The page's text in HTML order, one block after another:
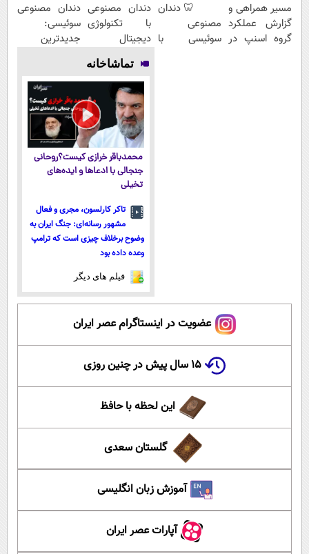
مسیر همراهی و
گزارش عملکرد
گروه اسنپ در
🦷 دندان
مصنوعی
سوئیسی با
دندان مصنوعی
با تکنولوژی
دیجیتال
سوئیسی🇨🇭
دندان مصنوعی
سوئیسی:
جدیدترین
پرداخت قسطی
تماشاخانه
محمدباقر خرازی کیست؟روحانی
جنجالی با ادعاها و ایده‌های
تخیلی
تاکر کارلسون، مجری و فعال
مشهور رسانه‌ای: جنگ ایران به
وضوح برخلاف چیزی است که ترامپ
وعده داده بود
فیلم های دیگر
عضویت در اینستاگرام عصر ایران
۱۵ سال پیش در چنین روزی
این لحظه با حافظ
گلستان سعدی
آموزش زبان انگلیسی
آپارات عصر ایران